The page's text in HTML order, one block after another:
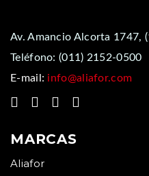
Av. Amancio Alcorta 1747,
Teléfono: (011) 2152-0500
E-mail: info@aliafor.com
MARCAS
Aliafor